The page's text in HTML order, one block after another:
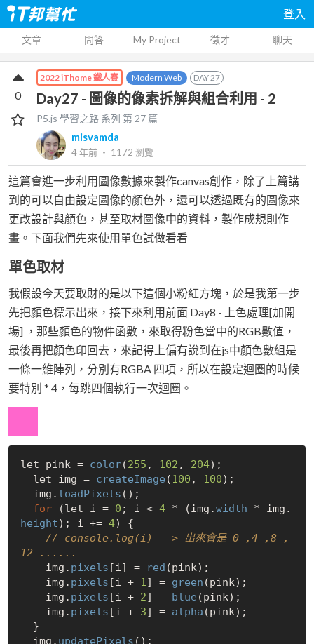
登入
文章 問答 My Project 徵才 聊天
2022 iThome 鐵人賽 Modern Web DAY27
Day27 - 圖像的像素拆解與組合利用 - 2
P5.js 學習之路 系列 第27 篇
misvamda
4 年前 ‧ 1172 瀏覽
0
這篇會進一步利用圖像數據來製作canvas創作，除了上篇講
到的可以自由設定圖像的顏色外，還可以透過既有的圖像來
更改設計與顏色，甚至取材圖像中的資料，製作成規則作
畫。下面我們先來使用單色試做看看
單色取材
我假設今天要取財的是以下這個小粉紅方塊，於是我第一步
先把顏色標示出來，接下來利用前面 Day8 - 上色處理[加開
場] ，那些顏色的物件函數，來取得粉色當中的RGB數值，
最後再把顏色印回去，來記得上偏有說到在js中顏色數組是
一條一維陣列，分別有RGBA 四項，所以在設定迴圈的時候
要特別 * 4，每跳四個執行一次迴圈。
let pink = color(255 , 102 , 204);
  let img =
createImage (100 , 100);
  img.
loadPixels ();
for (let i = 0 ; i < 4 * (img.width * img.
height); i += 4) {
// console.log(i)  => 出來會是 0 ,4 ,8 ,
12 ......
    img.
pixels [i] = red (pink);
    img.
pixels [i + 1] = green (pink);
    img.
pixels [i + 2] = blue (pink);
    img.
pixels [i + 3] = alpha (pink);
  img.
updatePixels ();